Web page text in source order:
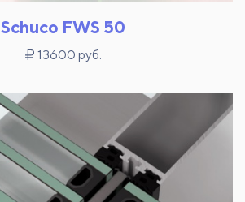
Schuco FWS 50
13600 руб.